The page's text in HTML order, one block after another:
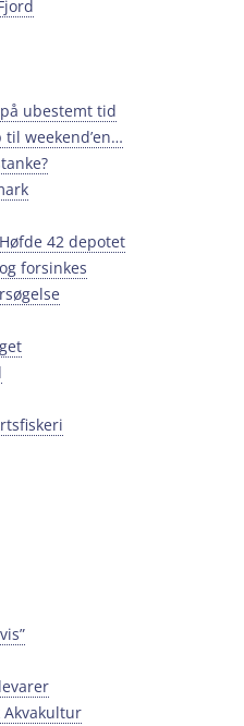
ubestemt tid
weekend’en…
42 depotet
forsinkes
Akvakultur